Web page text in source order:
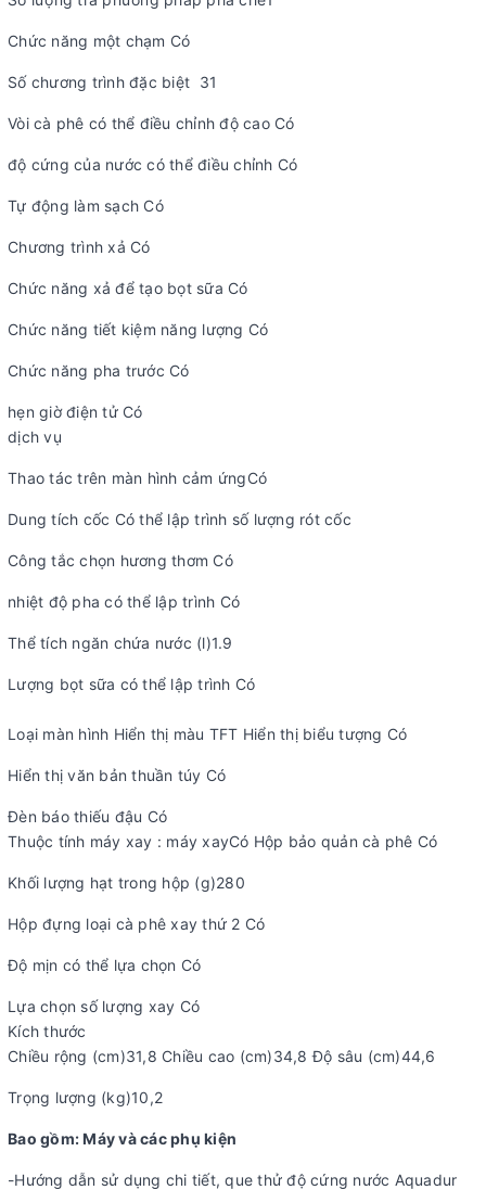
Chức năng một chạm Có
Số chương trình đặc biệt 31
Vòi cà phê có thể điều chỉnh độ cao Có
độ cứng của nước có thể điều chỉnh Có
Tự động làm sạch Có
Chương trình xả Có
Chức năng xả để tạo bọt sữa Có
Chức năng tiết kiệm năng lượng Có
Chức năng pha trước Có
hẹn giờ điện tử Có
dịch vụ
Thao tác trên màn hình cảm ứngCó
Dung tích cốc Có thể lập trình số lượng rót cốc
Công tắc chọn hương thơm Có
nhiệt độ pha có thể lập trình Có
Thể tích ngăn chứa nước (l)1.9
Lượng bọt sữa có thể lập trình Có
Loại màn hình Hiển thị màu TFT Hiển thị biểu tượng Có
Hiển thị văn bản thuần túy Có
Đèn báo thiếu đậu Có
Thuộc tính máy xay : máy xayCó Hộp bảo quản cà phê Có
Khối lượng hạt trong hộp (g)280
Hộp đựng loại cà phê xay thứ 2 Có
Độ mịn có thể lựa chọn Có
Lựa chọn số lượng xay Có
Kích thước
Chiều rộng (cm)31,8 Chiều cao (cm)34,8 Độ sâu (cm)44,6
Trọng lượng (kg)10,2
Bao gồm: Máy và các phụ kiện
-Hướng dẫn sử dụng chi tiết, que thử độ cứng nước Aquadur